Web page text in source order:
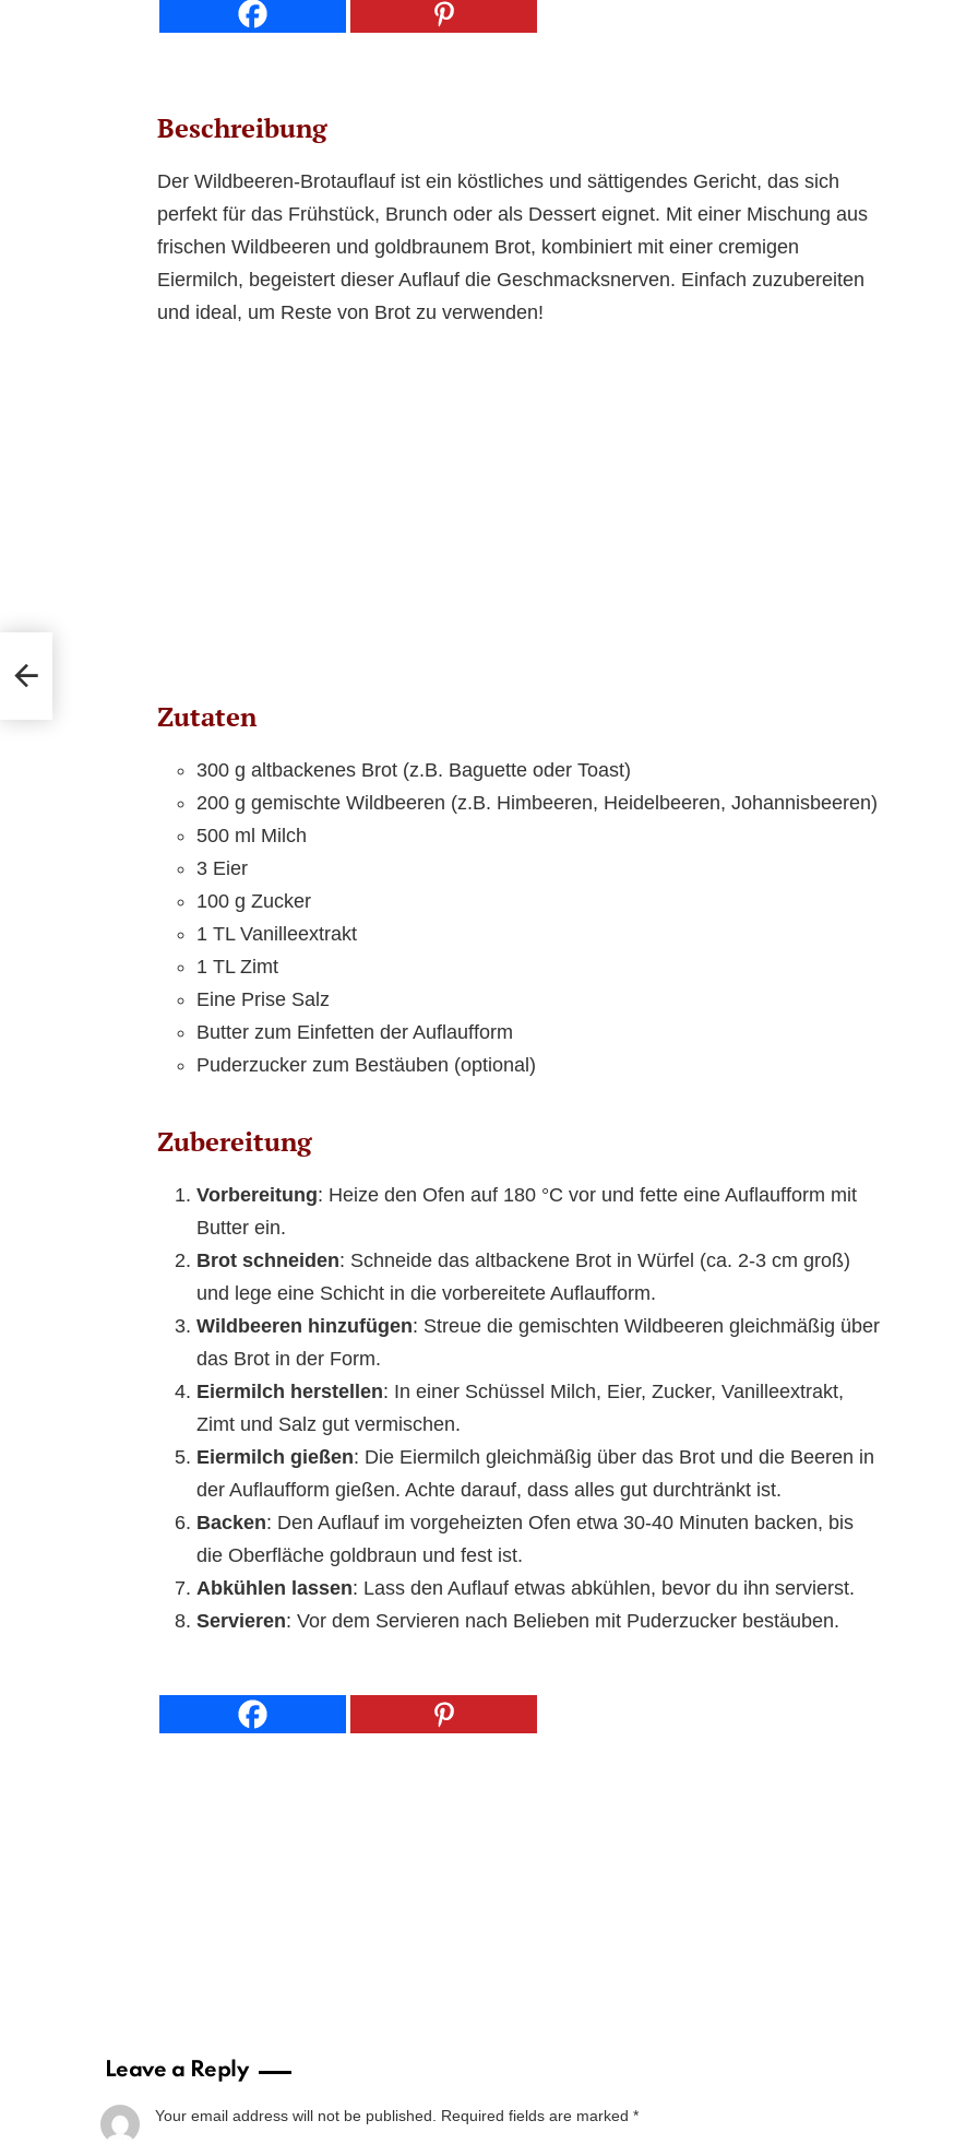
Beschreibung
Der Wildbeeren-Brotauflauf ist ein köstliches und sättigendes Gericht, das sich
perfekt für das Frühstück, Brunch oder als Dessert eignet. Mit einer Mischung aus
frischen Wildbeeren und goldbraunem Brot, kombiniert mit einer cremigen
Eiermilch, begeistert dieser Auflauf die Geschmacksnerven. Einfach zuzubereiten
und ideal, um Reste von Brot zu verwenden!
Zutaten
300 g altbackenes Brot (z.B. Baguette oder Toast)
200 g gemischte Wildbeeren (z.B. Himbeeren, Heidelbeeren, Johannisbeeren)
500 ml Milch
3 Eier
100 g Zucker
1 TL Vanilleextrakt
1 TL Zimt
Eine Prise Salz
Butter zum Einfetten der Auflaufform
Puderzucker zum Bestäuben (optional)
Zubereitung
Vorbereitung: Heize den Ofen auf 180 °C vor und fette eine Auflaufform mit
Butter ein.
Brot schneiden: Schneide das altbackene Brot in Würfel (ca. 2-3 cm groß)
und lege eine Schicht in die vorbereitete Auflaufform.
Wildbeeren hinzufügen: Streue die gemischten Wildbeeren gleichmäßig über
das Brot in der Form.
Eiermilch herstellen: In einer Schüssel Milch, Eier, Zucker, Vanilleextrakt,
Zimt und Salz gut vermischen.
Eiermilch gießen: Die Eiermilch gleichmäßig über das Brot und die Beeren in
der Auflaufform gießen. Achte darauf, dass alles gut durchtränkt ist.
Backen: Den Auflauf im vorgeheizten Ofen etwa 30-40 Minuten backen, bis
die Oberfläche goldbraun und fest ist.
Abkühlen lassen: Lass den Auflauf etwas abkühlen, bevor du ihn servierst.
Servieren: Vor dem Servieren nach Belieben mit Puderzucker bestäuben.
Leave a Reply
Your email address will not be published. Required fields are marked *